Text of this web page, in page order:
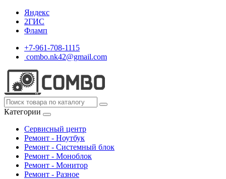
Яндекс
2ГИС
Фламп
+7-961-708-1115
combo.nk42@gmail.com
Категории
Сервисный центр
Ремонт - Ноутбук
Ремонт - Системный блок
Ремонт - Моноблок
Ремонт - Монитор
Ремонт - Разное